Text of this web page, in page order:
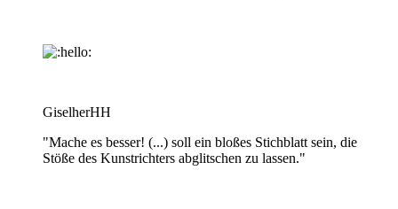
GiselherHH
"Mache es besser! (...) soll ein bloßes Stichblatt sein, die
Stöße des Kunstrichters abglitschen zu lassen."